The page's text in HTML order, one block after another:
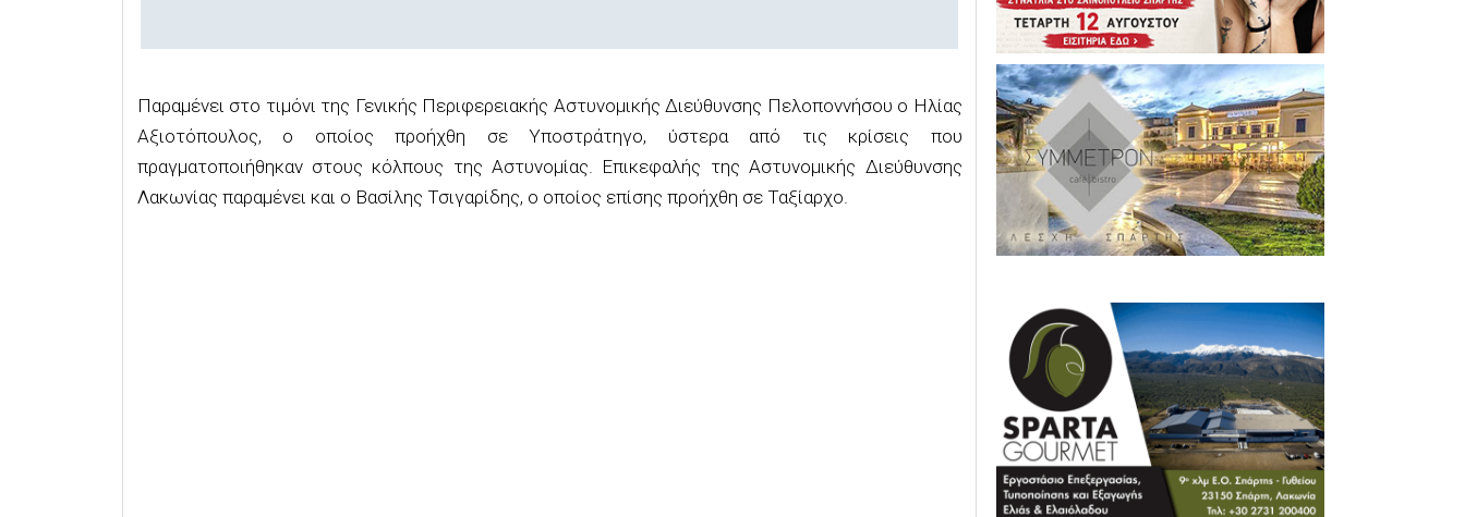
Παραμένει στο τιμόνι της Γενικής Περιφερειακής Αστυνομικής Διεύθυνσης Πελοποννήσου ο Ηλίας
Αξιοτόπουλος, ο οποίος προήχθη σε Υποστράτηγο, ύστερα από τις κρίσεις που
πραγματοποιήθηκαν στους κόλπους της Αστυνομίας. Επικεφαλής της Αστυνομικής Διεύθυνσης
Λακωνίας παραμένει και ο Βασίλης Τσιγαρίδης, ο οποίος επίσης προήχθη σε Ταξίαρχο.